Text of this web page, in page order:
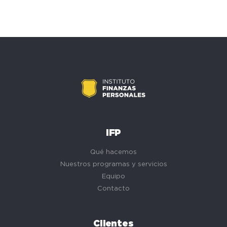
IFP
Qué hacemos
Nuestros programas y servicios
Equipo
Contacto
Clientes